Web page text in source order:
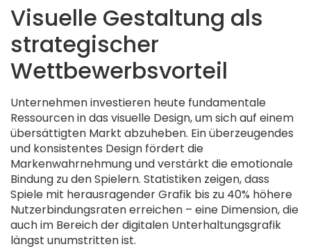
Visuelle Gestaltung als
strategischer
Wettbewerbsvorteil
Unternehmen investieren heute fundamentale
Ressourcen in das visuelle Design, um sich auf einem
übersättigten Markt abzuheben. Ein überzeugendes
und konsistentes Design fördert die
Markenwahrnehmung und verstärkt die emotionale
Bindung zu den Spielern. Statistiken zeigen, dass
Spiele mit herausragender Grafik bis zu 40% höhere
Nutzerbindungsraten erreichen – eine Dimension, die
auch im Bereich der digitalen Unterhaltungsgrafik
längst unumstritten ist.